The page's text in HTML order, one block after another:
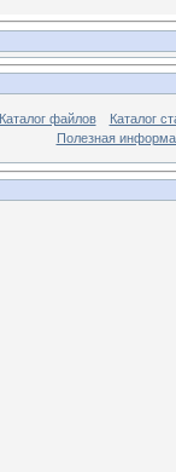
Каталог файлов
Каталог
Полезная